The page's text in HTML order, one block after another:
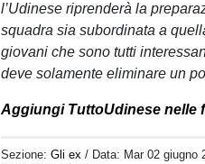
l’Udinese riprenderà la
squadra sia subordinata a
giovani che sono tutti
deve solamente eliminare un
Aggiungi TuttoUdinese nelle
Sezione:Gli ex / Data: Mar 02 giugno